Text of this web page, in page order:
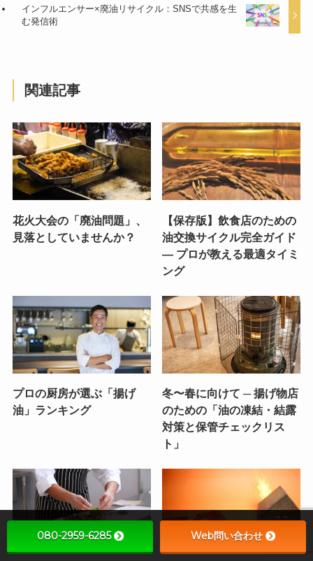
インフルエンサー×廃油リサイクル：SNSで共感を生
む発信術
関連記事
花火大会の「廃油問題」、
見落としていませんか？
【保存版】飲食店のための
油交換サイクル完全ガイド
— プロが教える最適タイミ
ング
プロの厨房が選ぶ「揚げ
油」ランキング
冬〜春に向けて ─ 揚げ物店
のための「油の凍結・結露
対策と保管チェックリス
ト」
080-2959-6285 Web問い合わせ